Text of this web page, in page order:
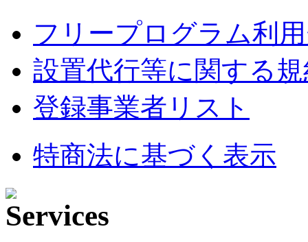
フリープログラム利
設置代行等に関する
登録事業者リスト
特商法に基づく表示